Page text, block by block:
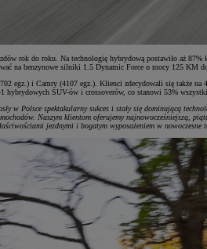
rok do roku. Na technologię hybrydową postawiło aż
na benzynowe silniki 1.5 Dynamic Force o mocy 125 KM
i Camry (4107 egz.). Klienci zdecydowali się także na
hybrydowych SUV-ów i crossoverów, co stanowi 53%
w Polsce spektakularny sukces i stały się dominującą
Naszym klientom oferujemy najnowocześniejszą,
jezdnymi i bogatym wyposażeniem w nowoczesne